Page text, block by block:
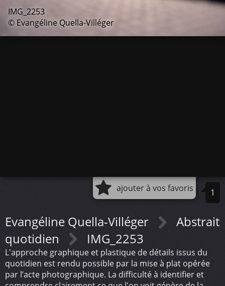
IMG_2253
© Evangéline Quella-Villéger
ajouter à vos favoris 1
Evangéline Quella-Villéger
Abstrait
quotidien
IMG_2253
L'approche graphique et plastique de détails issus du
quotidien est rendu possible par la mise à plat opérée
par l’acte photographique. La difficulté à identifier et